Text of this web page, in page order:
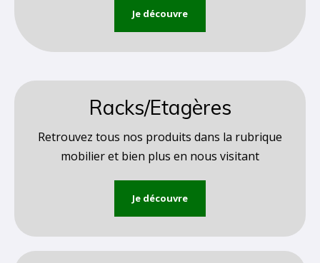
Je découvre
Racks/Etagères
Retrouvez tous nos produits dans la rubrique
mobilier et bien plus en nous visitant
Je découvre